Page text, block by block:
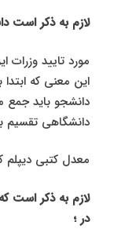
لازم به ذکر است
مورد تایید
این معنی که
دانشجو باید
دانشگاهی تقسیم بر 2 به معدل 16
معدل کتبی دیپلم کمتر از
لازم به ذکر است
در ؛